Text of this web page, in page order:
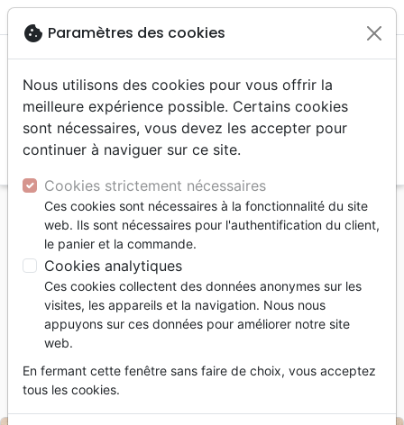
menu
Accueil Divers
Papeterie
Autocollant "Jésus est le Chemin, la Vérité et la Vie"
- rectangle vertical 7,5 x 10 cm
Autocollant "Jésus est le Chemin, la
Vérité et la Vie"
rectangle vertical 7,5 x 10 cm
RéférenceSTIC0705 EAN 9991020007326
Editeur Jésus Stickers
cookie Paramètres des cookies
Nous utilisons des cookies pour vous offrir la
meilleure expérience possible. Certains cookies
sont nécessaires, vous devez les accepter pour
continuer à naviguer sur ce site.
Cookies strictement nécessaires
Ces cookies sont nécessaires à la fonctionnalité du site
web. Ils sont nécessaires pour l'authentification du client,
le panier et la commande.
Cookies analytiques
Ces cookies collectent des données anonymes sur les
visites, les appareils et la navigation. Nous nous
appuyons sur ces données pour améliorer notre site
web.
En fermant cette fenêtre sans faire de choix, vous acceptez
tous les cookies.